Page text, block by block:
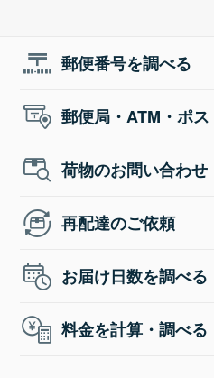
郵便番号を調べる
郵便局・ATM・ポ
荷物のお問い合わせ
再配達のご依頼
お届け日数を調べる
料金を計算・調べる